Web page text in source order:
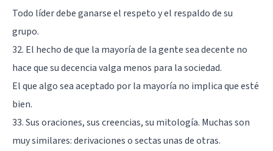
Todo líder debe ganarse el respeto y el respaldo de su
grupo.
32. El hecho de que la mayoría de la gente sea decente no
hace que su decencia valga menos para la sociedad.
El que algo sea aceptado por la mayoría no implica que esté
bien.
33. Sus oraciones, sus creencias, su mitología. Muchas son
muy similares: derivaciones o sectas unas de otras.